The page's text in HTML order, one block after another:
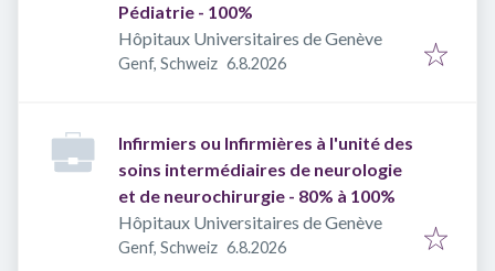
Pédiatrie - 100%
Hôpitaux Universitaires de Genève
Genf, Schweiz Veröffentlicht
6.8.2026
Infirmiers ou Infirmières à l'unité des
soins intermédiaires de neurologie
et de neurochirurgie - 80% à 100%
Hôpitaux Universitaires de Genève
Genf, Schweiz Veröffentlicht
6.8.2026